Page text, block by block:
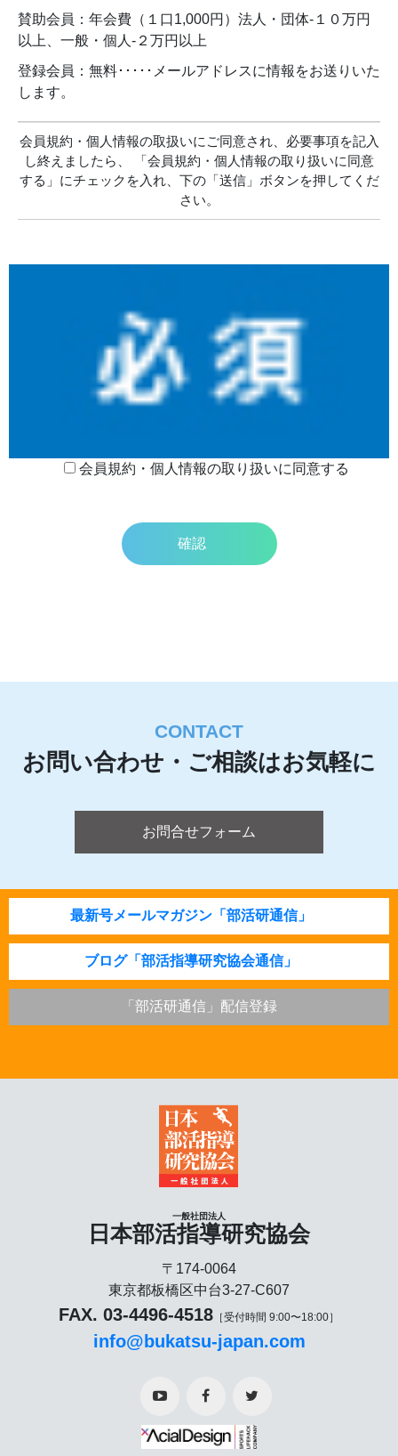
賛助会員：年会費（１口1,000円） 法人・団体-１０万円
以上、一般・個人-２万円以上
登録会員：無料･････メールアドレスに情報をお送りいた
します。
会員規約・個人情報の取扱いにご同意され、 必要事項を記入
し終えましたら、
「会員規約・個人情報の取り扱いに同意
する」にチェックを入れ、下の「送信」ボタンを押してくだ
さい。
会員規約・個人情報の取り扱いに同意する
CONTACT
お問い合わせ・ご相談はお気軽に
お問合せフォーム
最新号メールマガジン「部活研通信」
ブログ「部活指導研究協会通信」
「部活研通信」配信登録
一般社団法人
日本部活指導研究協会
〒174-0064
東京都板橋区中台3-27-C607
FAX. 03-4496-4518 ［受付時間 9:00〜18:00］
info@bukatsu-japan.com